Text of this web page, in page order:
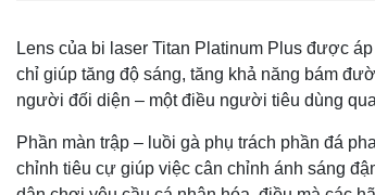
Lens của bi laser Titan Platinum Plus được
chỉ giúp tăng độ sáng, tăng khả năng bám
người đối diện – một điều người tiêu dùng
Phần màn trập – luồi gà phụ trách phần đá
chỉnh tiêu cự giúp việc cân chỉnh ánh sáng